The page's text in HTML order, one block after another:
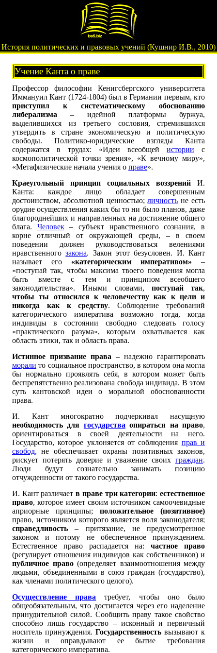
История политических и правовых учений (Кушнир И.В., 2010)
Учение Канта о праве
Профессор философии Кенигсбергского университета
Иммануил Кант (1724-1804) был в Германии первым, кто
приступил к систематическому обоснованию
либерализма – идейной платформы буржуа,
выделившихся из третьего сословия, стремившихся
утвердить в стране экономическую и политическую
свободы. Политико-юридические взгляды Канта
содержатся в трудах: «Идеи всеобщей истории с
космополитической точки зрения», «К вечному миру»,
«Метафизические начала учения о праве».
Краеугольный принцип социальных воззрений И.
Канта: каждое лицо обладает совершенным
достоинством, абсолютной ценностью;личность не есть
орудие осуществления каких бы то ни было планов, даже
благороднейших и направленных на достижение общего
блага. Человек– субъект нравственного сознания, в
корне отличный от окружающей среды, – в своем
поведении должен руководствоваться велениями
нравственногозакона. Закон этот безусловен. И. Кант
называет его «категорическим императивом» –
«поступай так, чтобы максима твоего поведения могла
быть вместе с тем и принципом всеобщего
законодательства». Иными словами, поступай так,
чтобы ты относился к человечеству как к цели и
никогда как к средству. Соблюдение требований
категорического императива возможно тогда, когда
индивиды в состоянии свободно следовать голосу
«практического разума», которым охватывается как
область этики, так и область права.
Истинное призвание права – надежно гарантировать
морали то социальное пространство, в котором она могла
бы нормально проявлять себя, в котором может быть
беспрепятственно реализована свобода индивида. В этом
суть кантовской идеи о моральной обоснованности
права.
И. Кант многократно подчеркивал насущную
необходимость для государства опираться на право,
ориентироваться в своей деятельности на него.
Государство, которое уклоняется от соблюдения прав и
свобод, не обеспечивает охраны позитивных законов,
рискует потерять доверие и уважение своих граждан.
Люди будут сознательно занимать позицию
отчужденности от такого государства.
И. Кант различаетв праве три категории:естественное
право, которое имеет своим источником самоочевидные
априорные принципы; положительное (позитивное)
право, источником которого является воля законодателя;
справедливость – притязание, не предусмотренное
законом и потому не обеспеченное принуждением.
Естественное право распадается на: частное право
(регулирует отношения индивидов как собственников) и
публичное право(определяет взаимоотношения между
людьми, объединенными в союз граждан (государство),
как членами политического целого).
Осуществление права требует, чтобы оно было
общеобязательным, что достигается через его наделение
принудительной силой. Сообщить праву такое свойство
способно лишь государство – исконный и первичный
носитель принуждения. Государственность вызывают к
жизни и оправдывают ее бытие требования
категорического императива.